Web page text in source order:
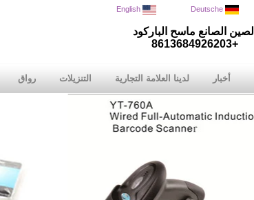
الصين الصانع ماسح الباركود
+8613684926203
English Deutsche
أخبار لدينا العلامة التجارية التنزيلات رواق